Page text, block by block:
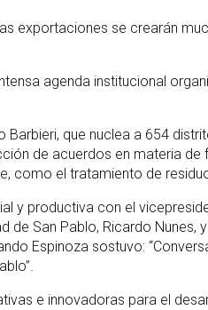
exportaciones se crearán
agenda institucional
que nuclea a 654
de acuerdos en materia
como el tratamiento de
y productiva con el
de San Pablo, Ricardo Nunes,
Espinoza sostuvo:
e innovadoras para el